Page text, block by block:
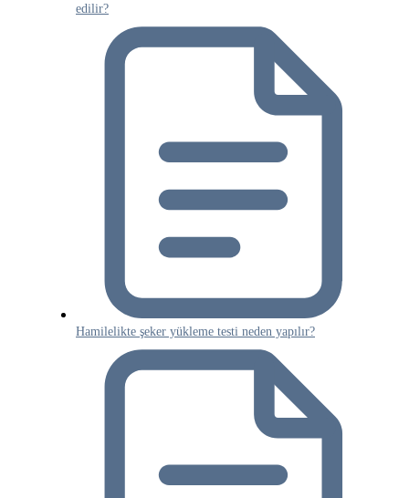
edilir?
Hamilelikte şeker yükleme testi neden yapılır?